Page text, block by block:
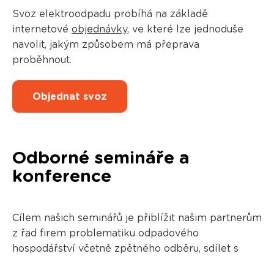
Svoz elektroodpadu probíhá na základě
internetové objednávky, ve které lze jednoduše
navolit, jakým způsobem má přeprava
proběhnout.
Objednat svoz
Odborné semináře a
konference
Cílem našich seminářů je přiblížit našim partnerům
z řad firem problematiku odpadového
hospodářství včetně zpětného odběru, sdílet s